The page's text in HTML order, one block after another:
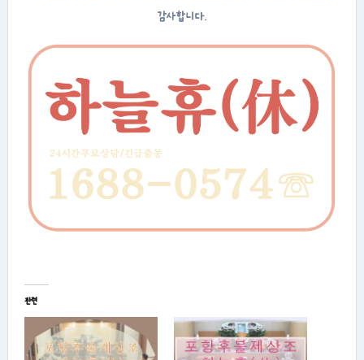
감사합니다.
관련